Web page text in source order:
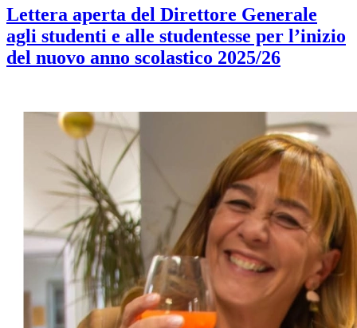
Lettera aperta del Direttore Generale
agli studenti e alle studentesse per l’inizio
del nuovo anno scolastico 2025/26